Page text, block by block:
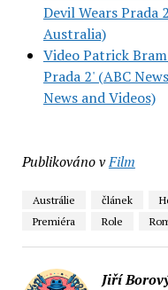
Devil Wears Prada
Australia)
Video Patrick
Prada 2' (ABC
News and Videos)
Publikováno vFilm
Austrálie článek
Premiéra
Role
Jiří